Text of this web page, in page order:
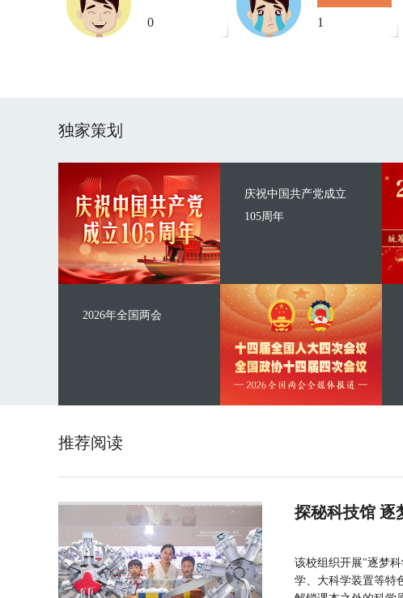
0 1
独家策划
庆祝中国共产党成立
105周年
2026年全国两会
推荐阅读
探秘科技馆 逐
该校组织开展"逐梦
学、大科学装置等特